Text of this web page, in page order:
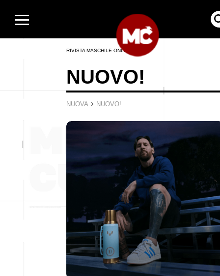
RIVISTA MASCHILE ONLINE
NUOVO!
NUOVA › NUOVO!